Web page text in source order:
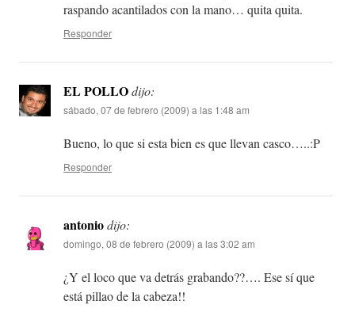
raspando acantilados con la mano… quita quita.
Responder
EL POLLOdijo:
sábado, 07 de febrero (2009) a las 1:48 am
Bueno, lo que si esta bien es que llevan casco…..:P
Responder
antoniodijo:
domingo, 08 de febrero (2009) a las 3:02 am
¿Y el loco que va detrás grabando??…. Ese sí que
está pillao de la cabeza!!